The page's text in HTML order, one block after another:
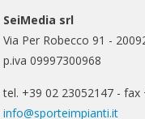
SeiMedia srl
Via Per Robecco 91 -
p.iva 09997300968
tel. +39 02 23052147 - fax
info@sporteimpianti.it